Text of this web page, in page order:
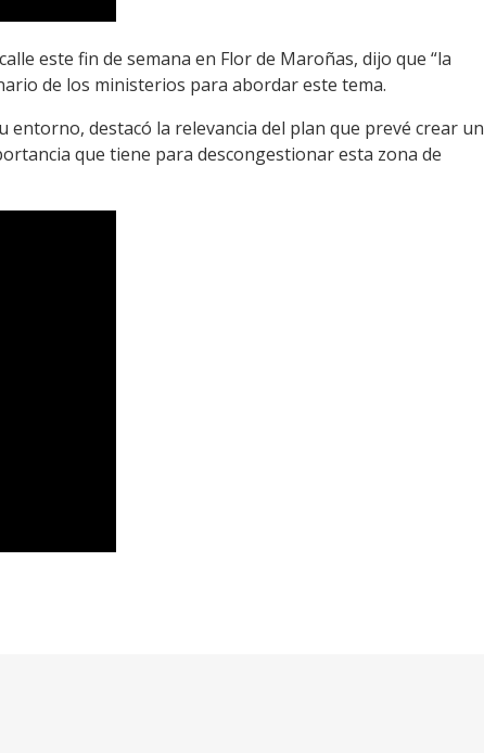
este fin de semana en Flor de Maroñas, dijo que “la
de los ministerios para abordar este tema.
destacó la relevancia del plan que prevé crear un
que tiene para descongestionar esta zona de